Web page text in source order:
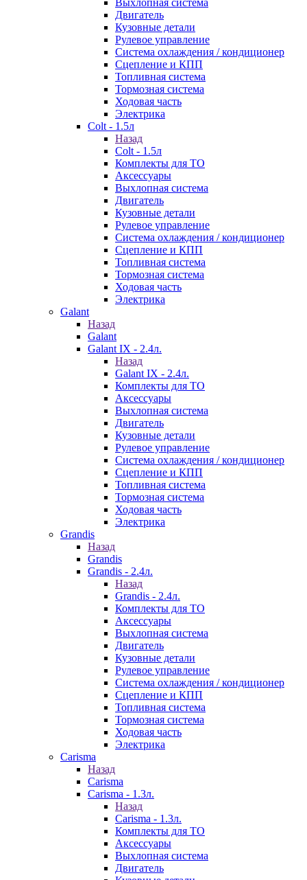
Выхлопная система
Двигатель
Кузовные детали
Рулевое управление
Система охлаждения / кондиционер
Сцепление и КПП
Топливная система
Тормозная система
Ходовая часть
Электрика
Colt - 1.5л
Назад
Colt - 1.5л
Комплекты для ТО
Аксессуары
Выхлопная система
Двигатель
Кузовные детали
Рулевое управление
Система охлаждения / кондиционер
Сцепление и КПП
Топливная система
Тормозная система
Ходовая часть
Электрика
Galant
Назад
Galant
Galant IX - 2.4л.
Назад
Galant IX - 2.4л.
Комплекты для ТО
Аксессуары
Выхлопная система
Двигатель
Кузовные детали
Рулевое управление
Система охлаждения / кондиционер
Сцепление и КПП
Топливная система
Тормозная система
Ходовая часть
Электрика
Grandis
Назад
Grandis
Grandis - 2.4л.
Назад
Grandis - 2.4л.
Комплекты для ТО
Аксессуары
Выхлопная система
Двигатель
Кузовные детали
Рулевое управление
Система охлаждения / кондиционер
Сцепление и КПП
Топливная система
Тормозная система
Ходовая часть
Электрика
Carisma
Назад
Carisma
Carisma - 1.3л.
Назад
Carisma - 1.3л.
Комплекты для ТО
Аксессуары
Выхлопная система
Двигатель